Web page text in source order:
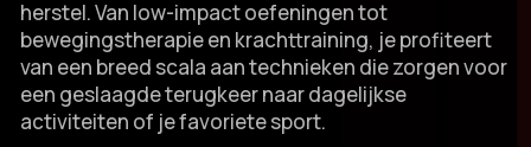
herstel.​ Van low-impact oefeningen tot
bewegingstherapie en krachttraining, je profiteert
van een breed scala aan technieken die zorgen voor
een geslaagde terugkeer naar dagelijkse
activiteiten of je favoriete sport.​